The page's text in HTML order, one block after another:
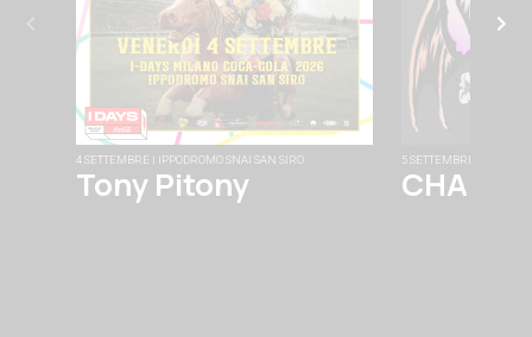
4 SETTEMBRE | IPPODROMO SNAI SAN SIRO
Tony Pitony
5 SETTEMBRE |